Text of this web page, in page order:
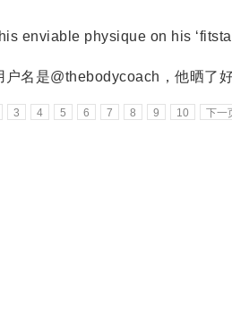
physique on his
名是@thebodycoach，他晒了好
3 4 5 6 7 8 9 10 下一